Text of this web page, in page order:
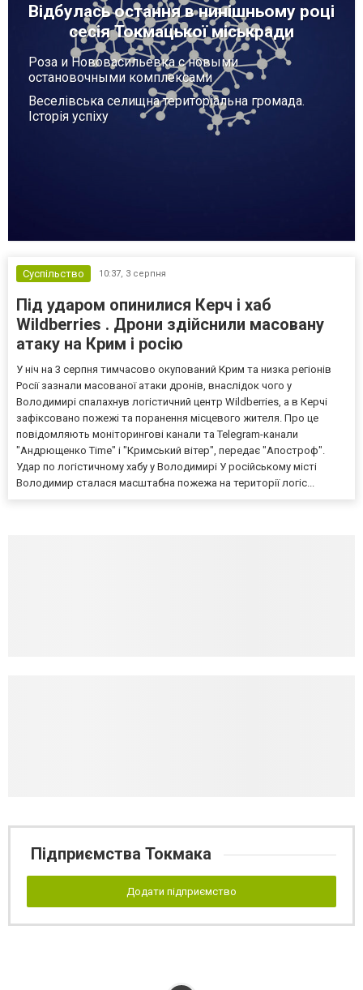
Відбулась остання в нинішньому році
сесія Токмацької міськради
Роза и Нововасильевка с новыми
остановочными комплексами
Веселівська селищна територіальна громада.
Історія успіху
Суспільство 10:37, 3 серпня
Під ударом опинилися Керч і хаб
Wildberries . Дрони здійснили масовану
атаку на Крим і росію
У ніч на 3 серпня тимчасово окупований Крим та низка регіонів
Росії зазнали масованої атаки дронів, внаслідок чого у
Володимирі спалахнув логістичний центр Wildberries, а в Керчі
зафіксовано пожежі та поранення місцевого жителя. Про це
повідомляють моніторингові канали та Telegram-канали
"Андрющенко Time" і "Кримський вітер", передає "Апостроф".
Удар по логістичному хабу у Володимирі У російському місті
Володимир сталася масштабна пожежа на території логіс...
Підприємства Токмака
Додати підприємство